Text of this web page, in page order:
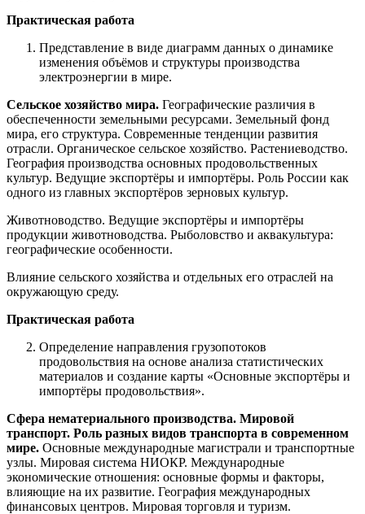
Практическая работа
Представление в виде диаграмм данных о динамике
изменения объёмов и структуры производства
электроэнергии в мире.
Сельское хозяйство мира. Географические различия в
обеспеченности земельными ресурсами. Земельный фонд
мира, его структура. Современные тенденции развития
отрасли. Органическое сельское хозяйство. Растениеводство.
География производства основных продовольственных
культур. Ведущие экспортёры и импортёры. Роль России как
одного из главных экспортёров зерновых культур.
Животноводство. Ведущие экспортёры и импортёры
продукции животноводства. Рыболовство и аквакультура:
географические особенности.
Влияние сельского хозяйства и отдельных его отраслей на
окружающую среду.
Практическая работа
Определение направления грузопотоков
продовольствия на основе анализа статистических
материалов и создание карты «Основные экспортёры и
импортёры продовольствия».
Сфера нематериального производства. Мировой
транспорт. Роль разных видов транспорта в современном
мире. Основные международные магистрали и транспортные
узлы. Мировая система НИОКР. Международные
экономические отношения: основные формы и факторы,
влияющие на их развитие. География международных
финансовых центров. Мировая торговля и туризм.